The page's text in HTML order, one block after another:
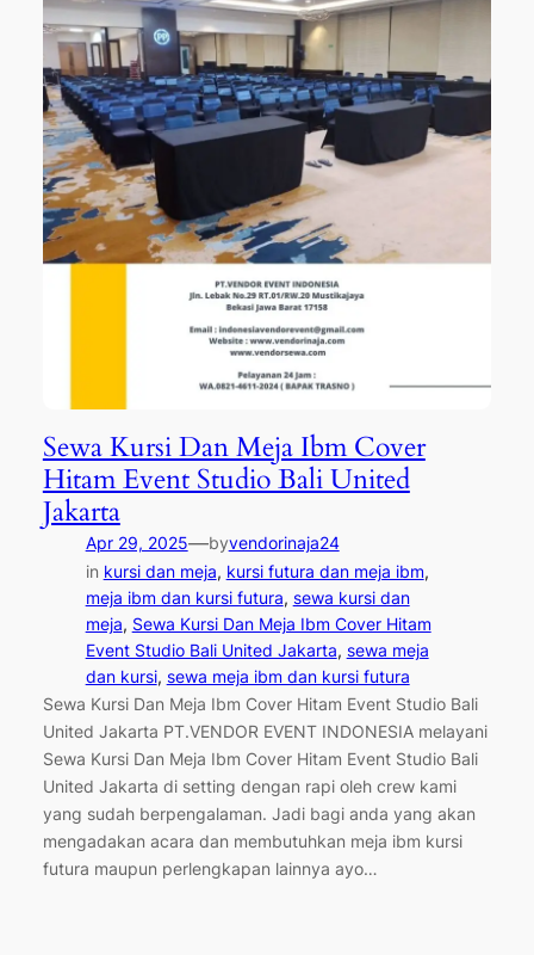
Sewa Kursi Dan Meja Ibm Cover
Hitam Event Studio Bali United
Jakarta
Apr 29, 2025—byvendorinaja24
in kursi dan meja, kursi futura dan meja ibm
meja ibm dan kursi futura, sewa kursi dan
meja, Sewa Kursi Dan Meja Ibm Cover Hitam
Event Studio Bali United Jakarta, sewa meja
dan kursi, sewa meja ibm dan kursi futura
Sewa Kursi Dan Meja Ibm Cover Hitam Event Studio Bali
United Jakarta PT.VENDOR EVENT INDONESIA melayani
Sewa Kursi Dan Meja Ibm Cover Hitam Event Studio Bali
United Jakarta di setting dengan rapi oleh crew kami
yang sudah berpengalaman. Jadi bagi anda yang akan
mengadakan acara dan membutuhkan meja ibm kursi
futura maupun perlengkapan lainnya ayo…